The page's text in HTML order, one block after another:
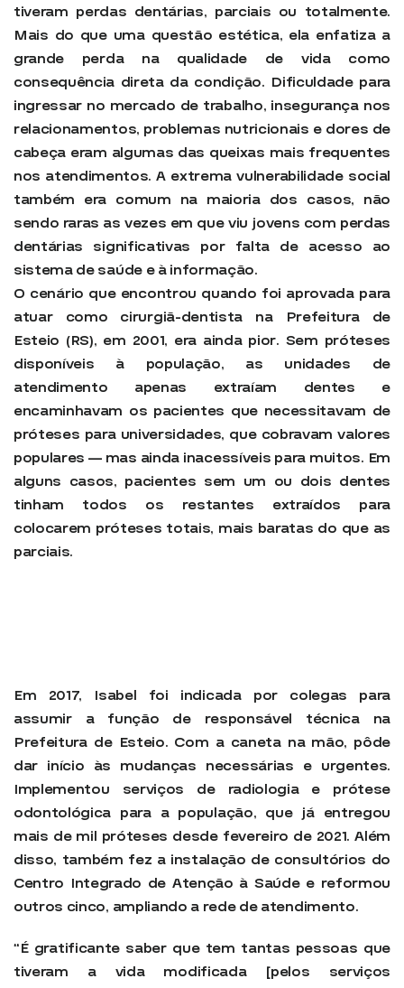
tiveram perdas dentárias, parciais ou totalmente.
Mais do que uma questão estética, ela enfatiza a
grande perda na qualidade de vida como
consequência direta da condição. Dificuldade para
ingressar no mercado de trabalho, insegurança nos
relacionamentos, problemas nutricionais e dores de
cabeça eram algumas das queixas mais frequentes
nos atendimentos. A extrema vulnerabilidade social
também era comum na maioria dos casos, não
sendo raras as vezes em que viu jovens com perdas
dentárias significativas por falta de acesso ao
sistema de saúde e à informação.
O cenário que encontrou quando foi aprovada para
atuar como cirurgiã-dentista na Prefeitura de
Esteio (RS), em 2001, era ainda pior. Sem próteses
disponíveis à população, as unidades de
atendimento apenas extraíam dentes e
encaminhavam os pacientes que necessitavam de
próteses para universidades, que cobravam valores
populares — mas ainda inacessíveis para muitos. Em
alguns casos, pacientes sem um ou dois dentes
tinham todos os restantes extraídos para
colocarem próteses totais, mais baratas do que as
parciais.
Em 2017, Isabel foi indicada por colegas para
assumir a função de responsável técnica na
Prefeitura de Esteio. Com a caneta na mão, pôde
dar início às mudanças necessárias e urgentes.
Implementou serviços de radiologia e prótese
odontológica para a população, que já entregou
mais de mil próteses desde fevereiro de 2021. Além
disso, também fez a instalação de consultórios do
Centro Integrado de Atenção à Saúde e reformou
outros cinco, ampliando a rede de atendimento.
“É gratificante saber que tem tantas pessoas que
tiveram a vida modificada [pelos serviços